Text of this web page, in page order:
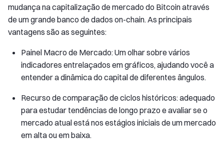
mudança na capitalização de mercado do Bitcoin através
de um grande banco de dados on-chain. As principais
vantagens são as seguintes:
Painel Macro de Mercado: Um olhar sobre vários
indicadores entrelaçados em gráficos, ajudando você a
entender a dinâmica do capital de diferentes ângulos.
Recurso de comparação de ciclos históricos: adequado
para estudar tendências de longo prazo e avaliar se o
mercado atual está nos estágios iniciais de um mercado
em alta ou em baixa.